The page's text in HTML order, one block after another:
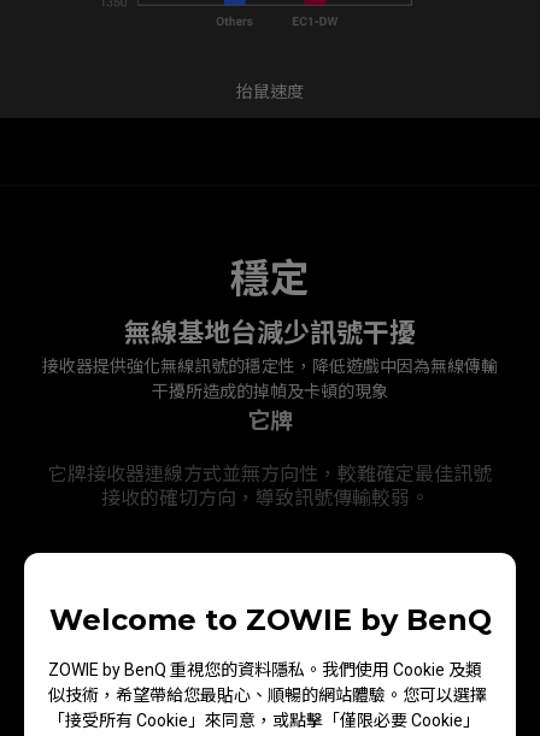
Welcome to ZOWIE by BenQ
ZOWIE by BenQ 重視您的資料隱私。我們使用 Cookie 及類
似技術，希望帶給您最貼心、順暢的網站體驗。您可以選擇
「接受所有 Cookie」來同意，或點擊「僅限必要 Cookie」
抬鼠速度
穩定
無線基地台減少訊號干擾
接收器提供強化無線訊號的穩定性，降低遊戲中因為無線傳輸
干擾所造成的掉幀及卡頓的現象
它牌
它牌接收器連線方式並無方向性，較難確定最佳訊號
接收的確切方向，導致訊號傳輸較弱。